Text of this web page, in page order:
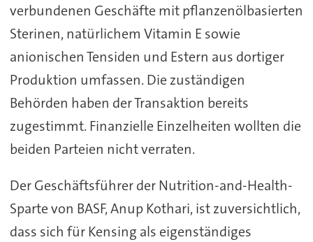
verbundenen Geschäfte mit pflanzenölbasierten
Sterinen, natürlichem Vitamin E sowie
anionischen Tensiden und Estern aus dortiger
Produktion umfassen. Die zuständigen
Behörden haben der Transaktion bereits
zugestimmt. Finanzielle Einzelheiten wollten die
beiden Parteien nicht verraten.
Der Geschäftsführer der Nutrition-and-Health-
Sparte von BASF, Anup Kothari, ist zuversichtlich,
dass sich für Kensing als eigenständiges